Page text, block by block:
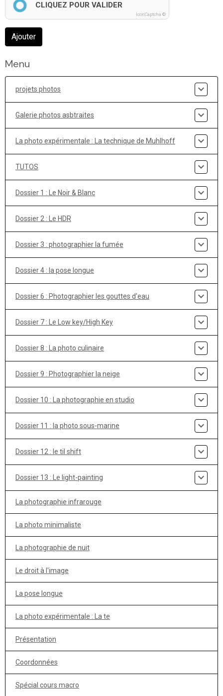
CLIQUEZ POUR VALIDER
IconCaptcha ©
Ajouter
Menu
projets photos
Galerie photos asbtraites
La photo expérimentale : La technique de Muhlhoff
TUTOS
Dossier 1 : Le Noir & Blanc
Dossier 2 : Le HDR
Dossier 3 : photographier la fumée
Dossier 4 : la pose longue
Dossier 6 : Photographier les gouttes d'eau
Dossier 7 : Le Low key/High Key
Dossier 8 : La photo culinaire
Dossier 9 : Photographier la neige
Dossier 10 : La photographie en studio
Dossier 11 : la photo sous-marine
Dossier 12 : le til shift
Dossier 13 : Le light-painting
La photographie infrarouge
La photo minimaliste
La photographie de nuit
Le droit à l'image
La pose longue
La photo expérimentale : La te
Présentation
Coordonnées
Spécial cours macro